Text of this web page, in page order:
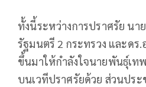
ทั้งนี้ระหว่างการปราศรัย นา
รัฐมนตรี 2 กระทรวง และด
ขึ้นมาให้กำลังใจนายพันธุ์เท
บนเวทีปราศรัยด้วย ส่วนปร